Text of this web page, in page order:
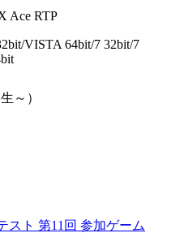
Ace RTP
VISTA 64bit/7 32bit/7
～）
スト 第11回 参加ゲーム